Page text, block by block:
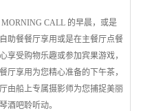
CALL 的早晨，或是
助餐餐厅享用或是在主餐厅点餐
享受购物乐趣或参加宾果游戏，
厅享用为您精心准备的下午茶，
由船上专属摄影师为您捕捉美丽
酒吧聆听动。